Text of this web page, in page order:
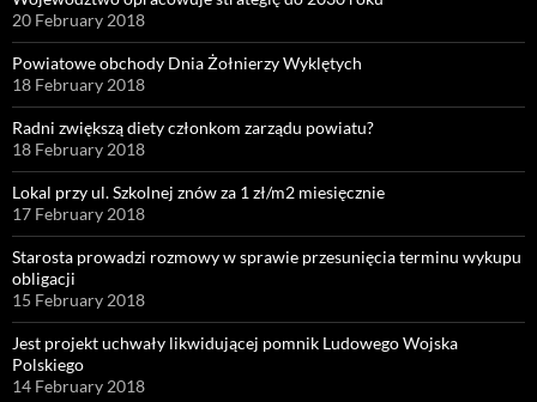
20 February 2018
Powiatowe obchody Dnia Żołnierzy Wyklętych
18 February 2018
Radni zwiększą diety członkom zarządu powiatu?
18 February 2018
Lokal przy ul. Szkolnej znów za 1 zł/m2 miesięcznie
17 February 2018
Starosta prowadzi rozmowy w sprawie przesunięcia terminu wykupu
obligacji
15 February 2018
Jest projekt uchwały likwidującej pomnik Ludowego Wojska
Polskiego
14 February 2018